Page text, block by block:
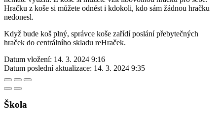
Hračku z koše si můžete odnést i kdokoli, kdo sám žádnou hračku
nedonesl.
Když bude koš plný, správce koše zařídí poslání přebytečných
hraček do centrálního skladu reHraček.
Datum vložení: 14. 3. 2024 9:16
Datum poslední aktualizace: 14. 3. 2024 9:35
Škola